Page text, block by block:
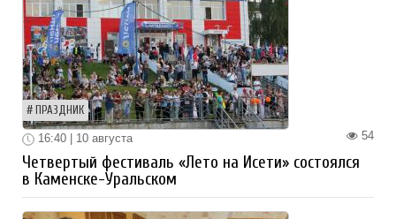
ПРАЗДНИК
54
16:40 | 10 августа
Четвертый фестиваль «Лето на Исети» состоялся
в Каменске-Уральском